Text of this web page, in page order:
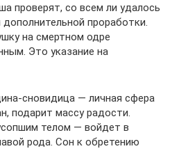
проверят, со всем ли удалось
проработки.
на смертном одре
Это указание на
сновидица — личная сфера
подарит массу радости.
телом — войдет в
рода. Сон к обретению